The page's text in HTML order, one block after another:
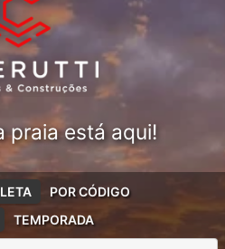
praia está aqui!
TEMPORADA
POR CÓDIGO